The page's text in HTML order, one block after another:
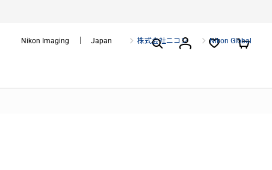
Nikon Imaging ｜ Japan 株式会社ニコン Nikon Global